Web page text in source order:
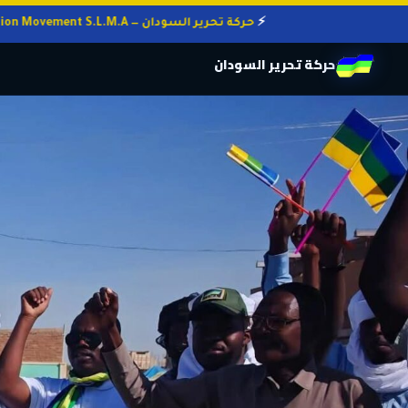
حركة تحرير السودان — Sudan Liberation Movement S.L.M.A
حركة تحرير السودان